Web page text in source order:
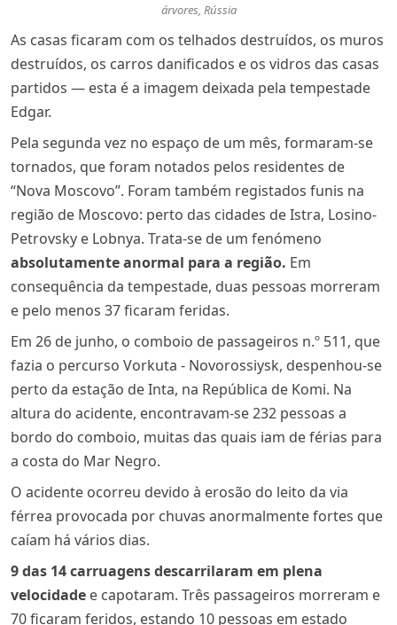
árvores, Rússia
As casas ficaram com os telhados destruídos, os muros
destruídos, os carros danificados e os vidros das casas
partidos — esta é a imagem deixada pela tempestade
Edgar.
Pela segunda vez no espaço de um mês, formaram-se
tornados, que foram notados pelos residentes de
“Nova Moscovo”. Foram também registados funis na
região de Moscovo: perto das cidades de Istra, Losino-
Petrovsky e Lobnya. Trata-se de um fenómeno
absolutamente anormal para a região. Em
consequência da tempestade, duas pessoas morreram
e pelo menos 37 ficaram feridas.
Em 26 de junho, o comboio de passageiros n.º 511, que
fazia o percurso Vorkuta - Novorossiysk, despenhou-se
perto da estação de Inta, na República de Komi. Na
altura do acidente, encontravam-se 232 pessoas a
bordo do comboio, muitas das quais iam de férias para
a costa do Mar Negro.
O acidente ocorreu devido à erosão do leito da via
férrea provocada por chuvas anormalmente fortes que
caíam há vários dias.
9 das 14 carruagens descarrilaram em plena
velocidade e capotaram. Três passageiros morreram e
70 ficaram feridos, estando 10 pessoas em estado